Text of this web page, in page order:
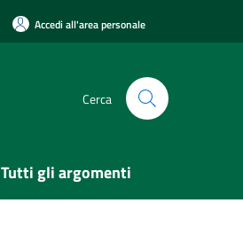
Accedi all'area personale
Cerca
Tutti gli argomenti